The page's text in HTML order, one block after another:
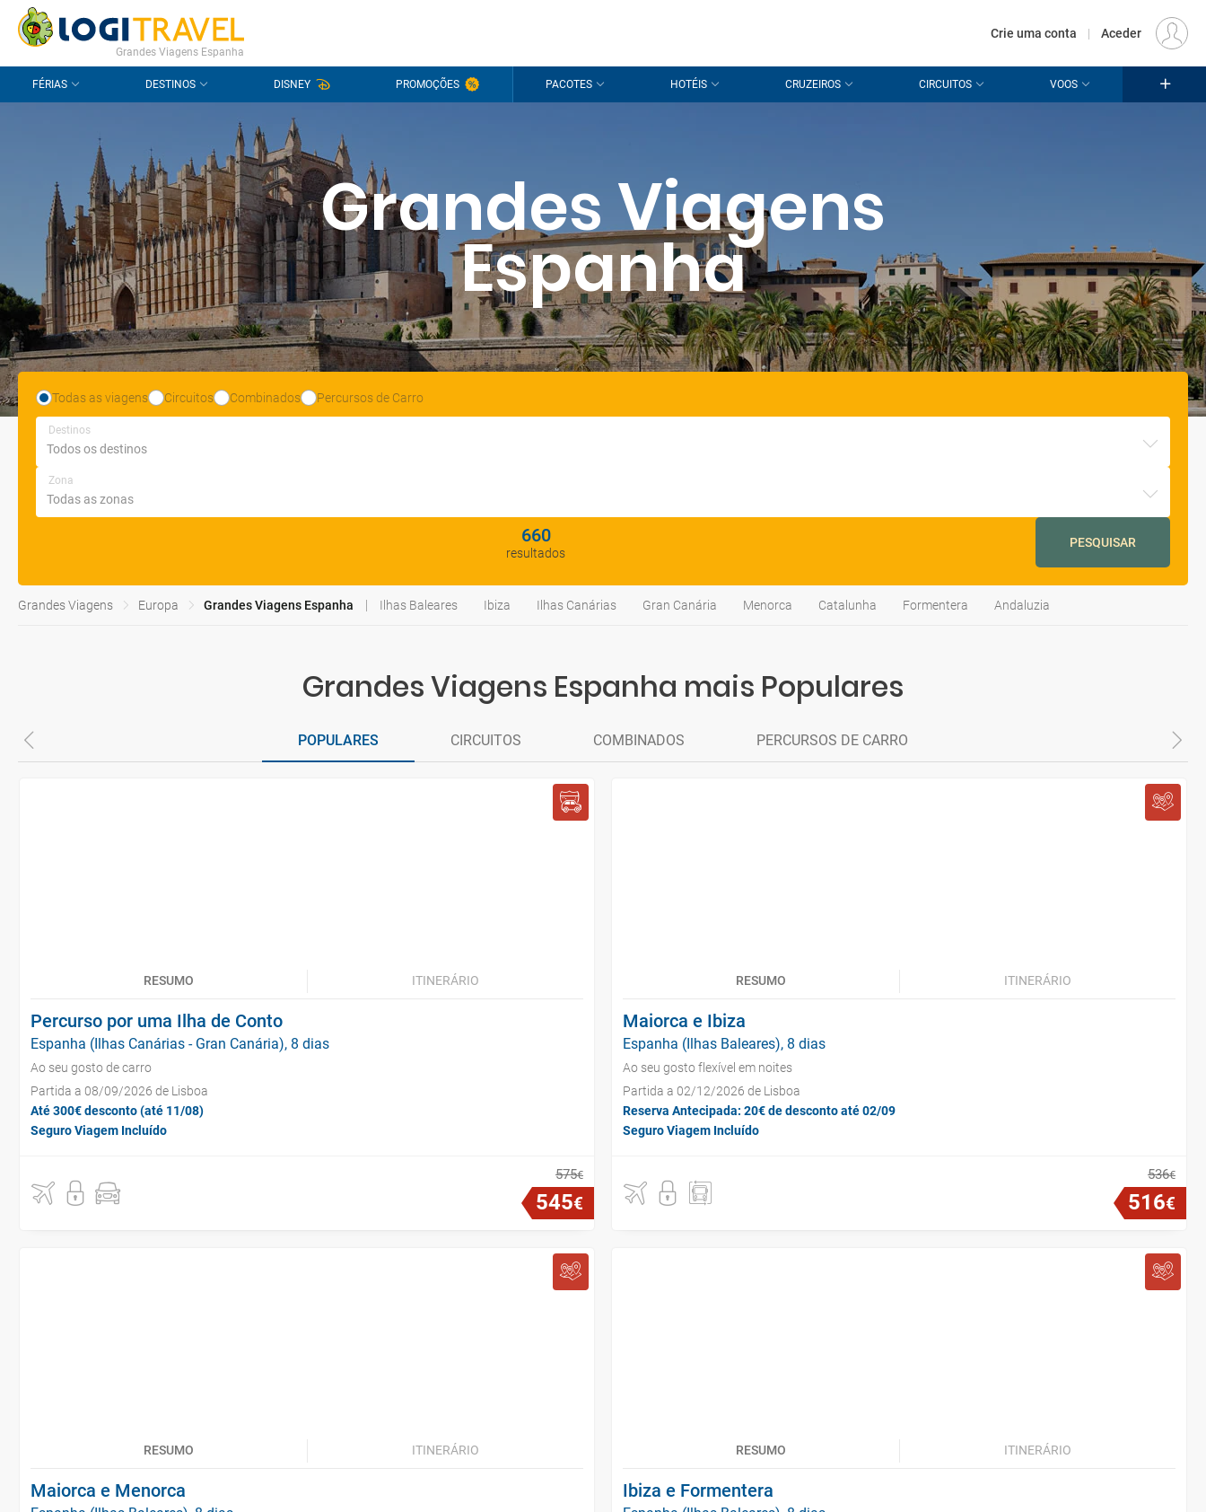
CONTACTO PERGUNTAS FREQUENTES EUR
Grandes Viagens Espanha
Crie uma conta | Aceder
FÉRIAS DESTINOS DISNEY PROMOÇÕES PACOTES HOTÉIS CRUZEIROS CIRCUITOS VOOS
Grandes Viagens
Espanha
Todas as viagens Circuitos Combinados Percursos de Carro
Destinos
Zona
660
resultados
PESQUISAR
Grandes Viagens Europa Grandes Viagens Espanha Ilhas Baleares Ibiza Ilhas Canárias Gran Canária Menorca Catalunha Formentera Andaluzia
Grandes Viagens Espanha mais Populares
POPULARES CIRCUITOS COMBINADOS PERCURSOS DE CARRO
RESUMO ITINERÁRIO
Percurso por uma Ilha de Conto
Espanha (Ilhas Canárias - Gran Canária), 8 dias
Ao seu gosto de carro
Partida a 08/09/2026 de Lisboa
Até 300€ desconto (até 11/08)
Seguro Viagem Incluído
575€
545€
RESUMO ITINERÁRIO
Maiorca e Ibiza
Espanha (Ilhas Baleares), 8 dias
Ao seu gosto flexível em noites
Partida a 02/12/2026 de Lisboa
Reserva Antecipada: 20€ de desconto até 02/09
Seguro Viagem Incluído
536€
516€
RESUMO ITINERÁRIO
Maiorca e Menorca
RESUMO ITINERÁRIO
Ibiza e Formentera